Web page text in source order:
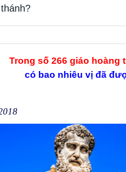
Trong số 266 giáo hoàng
có bao nhiêu vị đã